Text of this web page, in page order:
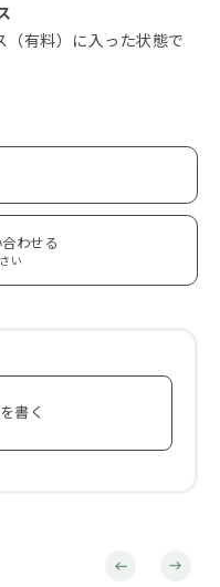
有料）に入った状態で
わせる
い
書く